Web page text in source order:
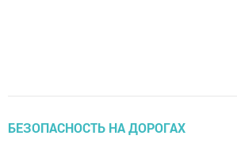
БЕЗОПАСНОСТЬ НА ДОРОГАХ